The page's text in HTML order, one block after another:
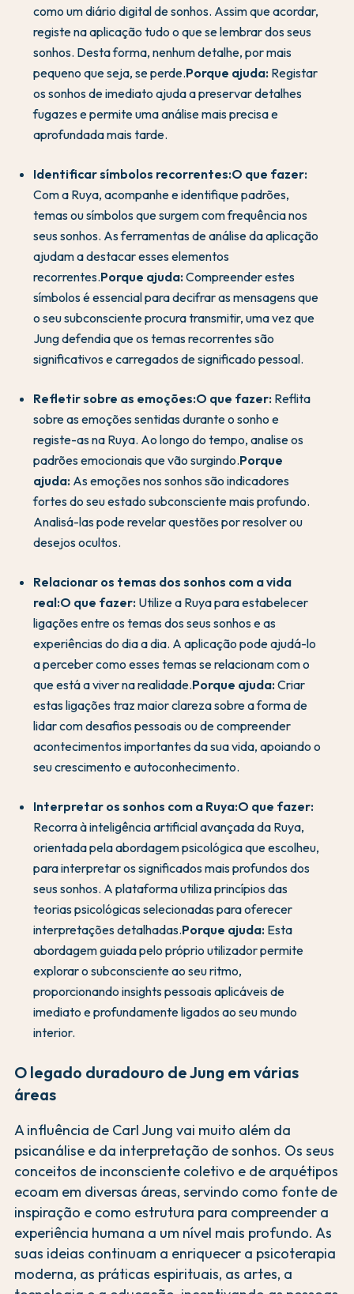
como um diário digital de sonhos. Assim que acordar,
registe na aplicação tudo o que se lembrar dos seus
sonhos. Desta forma, nenhum detalhe, por mais
pequeno que seja, se perde.Porque ajuda: Registar
os sonhos de imediato ajuda a preservar detalhes
fugazes e permite uma análise mais precisa e
aprofundada mais tarde.
Identificar símbolos recorrentes:O que fazer:
Com a Ruya, acompanhe e identifique padrões,
temas ou símbolos que surgem com frequência nos
seus sonhos. As ferramentas de análise da aplicação
ajudam a destacar esses elementos
recorrentes.Porque ajuda:Compreender estes
símbolos é essencial para decifrar as mensagens que
o seu subconsciente procura transmitir, uma vez que
Jung defendia que os temas recorrentes são
significativos e carregados de significado pessoal.
Refletir sobre as emoções:O que fazer: Reflita
sobre as emoções sentidas durante o sonho e
registe-as na Ruya. Ao longo do tempo, analise os
padrões emocionais que vão surgindo.Porque
ajuda: As emoções nos sonhos são indicadores
fortes do seu estado subconsciente mais profundo.
Analisá-las pode revelar questões por resolver ou
desejos ocultos.
Relacionar os temas dos sonhos com a vida
real:O que fazer: Utilize a Ruya para estabelecer
ligações entre os temas dos seus sonhos e as
experiências do dia a dia. A aplicação pode ajudá-lo
a perceber como esses temas se relacionam com o
que está a viver na realidade.Porque ajuda:Criar
estas ligações traz maior clareza sobre a forma de
lidar com desafios pessoais ou de compreender
acontecimentos importantes da sua vida, apoiando o
seu crescimento e autoconhecimento.
Interpretar os sonhos com a Ruya:O que fazer:
Recorra à inteligência artificial avançada da Ruya,
orientada pela abordagem psicológica que escolheu,
para interpretar os significados mais profundos dos
seus sonhos. A plataforma utiliza princípios das
teorias psicológicas selecionadas para oferecer
interpretações detalhadas.Porque ajuda: Esta
abordagem guiada pelo próprio utilizador permite
explorar o subconsciente ao seu ritmo,
proporcionando insights pessoais aplicáveis de
imediato e profundamente ligados ao seu mundo
interior.
O legado duradouro de Jung em várias
áreas
A influência de Carl Jung vai muito além da
psicanálise e da interpretação de sonhos. Os seus
conceitos de inconsciente coletivo e de arquétipos
ecoam em diversas áreas, servindo como fonte de
inspiração e como estrutura para compreender a
experiência humana a um nível mais profundo. As
suas ideias continuam a enriquecer a psicoterapia
moderna, as práticas espirituais, as artes, a